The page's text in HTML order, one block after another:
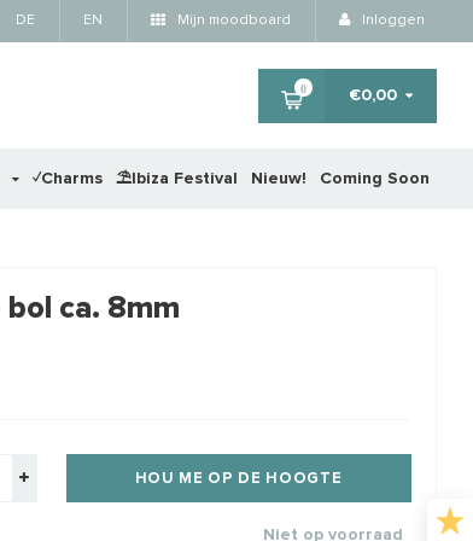
DE EN Mijn moodboard Inloggen
0 €0,00
✓Charms ⛱️Ibiza Festival Nieuw! Coming Soon
ca. 8mm
HOU ME OP DE HOOGTE
Niet op voorraad